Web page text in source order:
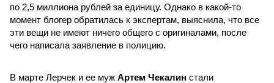
по 2,5 миллиона рублей за единицу. Однако в какой-то
момент блогер обратилась к экспертам, выяснила, что все
эти вещи не имеют ничего общего с оригиналами, после
чего написала заявление в полицию.
В марте Лерчек и ее муж Артем Чекалин стали